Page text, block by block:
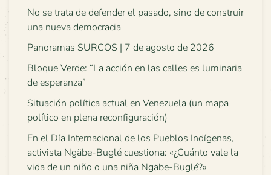
No se trata de defender el pasado, sino de construir
una nueva democracia
Panoramas SURCOS | 7 de agosto de 2026
Bloque Verde: “La acción en las calles es luminaria
de esperanza”
Situación política actual en Venezuela (un mapa
político en plena reconfiguración)
En el Día Internacional de los Pueblos Indígenas,
activista Ngäbe-Buglé cuestiona: «¿Cuánto vale la
vida de un niño o una niña Ngäbe-Buglé?»